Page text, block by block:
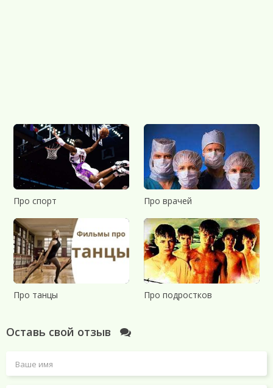
Про спорт Про врачей
Про танцы Про подростков
Оставь свой отзыв